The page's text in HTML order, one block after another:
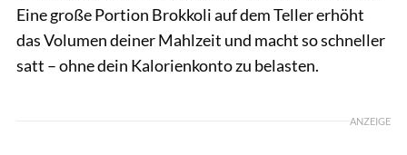
Eine große Portion Brokkoli auf dem Teller erhöht
das Volumen deiner Mahlzeit und macht so schneller
satt – ohne dein Kalorienkonto zu belasten.
ANZEIGE